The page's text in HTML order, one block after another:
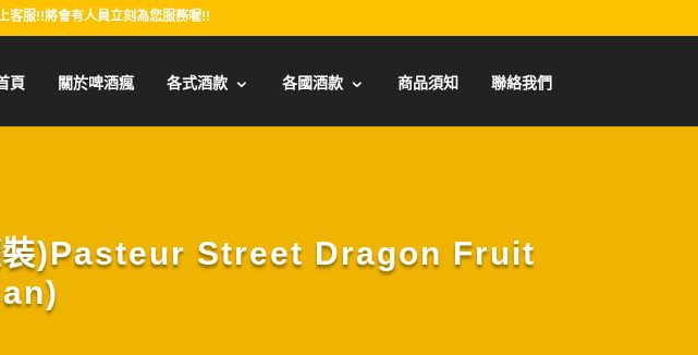
客服!!將會有人員立刻為您服務喔!!
頁 關於啤酒瘋 各式酒款 各國酒款 商品須知 聯絡我們
裝)Pasteur Street Dragon Fruit